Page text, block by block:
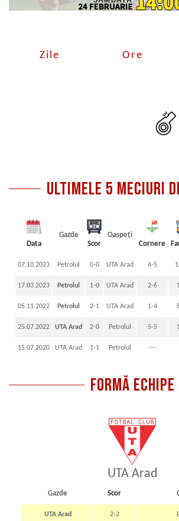
Zile Ore
ultimele 5 meciuri
Data
Gazde
Scor
Oaspeți
Cornere
07.10.2023 Petrolul 0-0 UTA Arad 4-5
17.03.2023 Petrolul 1-0 UTA Arad 2-6
05.11.2022 Petrolul 2-1 UTA Arad 1-4
25.07.2022 UTA Arad 2-0 Petrolul 5-5
15.07.2020 UTA Arad 1-1 Petrolul ---
FORMĂ ECHIPE
UTA Arad
Gazde Scor
UTA Arad 2-2